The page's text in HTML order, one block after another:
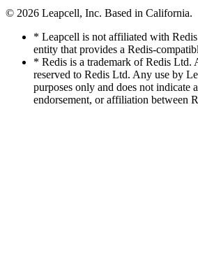
© 2026 Leapcell, Inc. Based in California.
* Leapcell is not affiliated with
entity that provides a Redis-
* Redis is a trademark of Redis Ltd.
reserved to Redis Ltd. Any use by
purposes only and does not indicate
endorsement, or affiliation between